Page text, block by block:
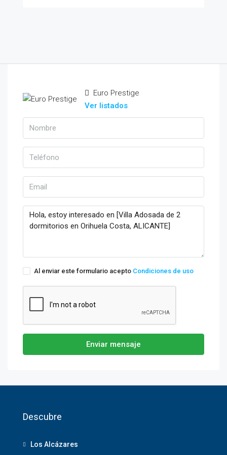
Euro Prestige
Ver listados
Al enviar este formulario acepto Condiciones de uso
Enviar mensaje
Descubre
Los Alcázares